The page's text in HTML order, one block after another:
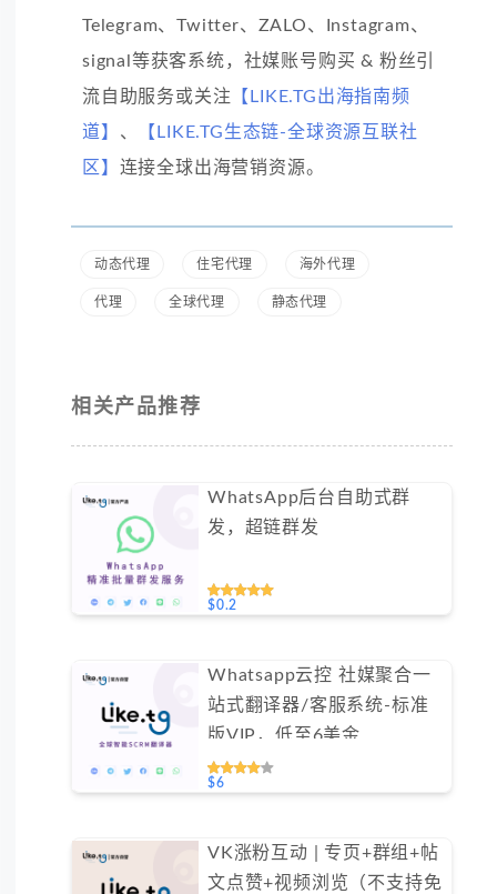
Telegram、Twitter、ZALO、Instagram、
signal等获客系统，社媒账号购买 & 粉丝引
流自助服务或关注 【LIKE.TG出海指南频
道】 、
【LIKE.TG生态链-全球资源互联社
区】 连接全球出海营销资源。
动态代理 住宅代理 海外代理
代理 全球代理 静态代理
相关产品推荐
WhatsApp后台自助式群
发，超链群发
$0.2
Whatsapp云控 社媒聚合一
站式翻译器/客服系统-标准
版VIP，低至6美金
#FYOK001
$6
VK涨粉互动 | 专页+群组+帖
文点赞+视频浏览（不支持免